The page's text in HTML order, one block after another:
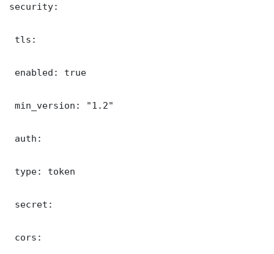
security:
tls:
enabled: true
min_version: "1.2"
auth:
type: token
secret:
cors: